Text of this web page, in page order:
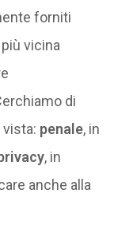
forniti
vicina
di
penale, in
, in
anche alla